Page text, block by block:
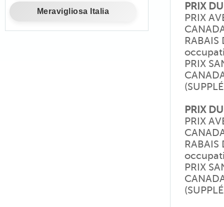
Meravigliosa Italia
PRIX
PRIX
PRIX
PRIX
PRIX
PRIX